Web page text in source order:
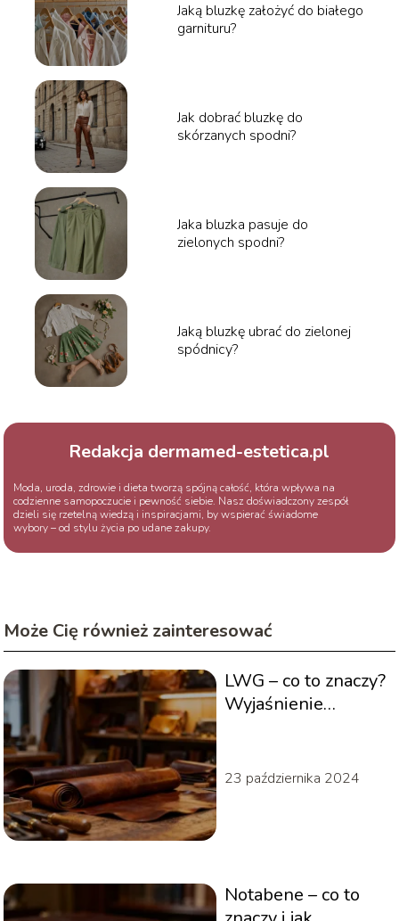
Jaką bluzkę założyć do białego
garnituru?
Jak dobrać bluzkę do
skórzanych spodni?
Jaka bluzka pasuje do
zielonych spodni?
Jaką bluzkę ubrać do zielonej
spódnicy?
Redakcja dermamed-estetica.pl
Moda, uroda, zdrowie i dieta tworzą spójną całość, która wpływa na
codzienne samopoczucie i pewność siebie. Nasz doświadczony zespół
dzieli się rzetelną wiedzą i inspiracjami, by wspierać świadome
wybory – od stylu życia po udane zakupy.
Może Cię również zainteresować
LWG – co to znaczy?
Wyjaśnienie
23 października 2024
Notabene – co to